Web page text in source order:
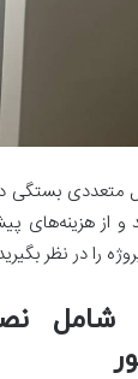
متعددی بستگی
و از هزینه‌های
را در نظر
شامل